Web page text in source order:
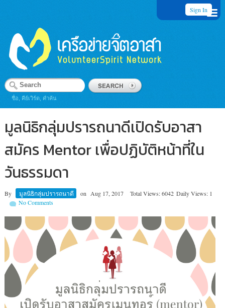
Sign In
ชื่อ, คีย์เวิร์ด, คำค้น
มูลนิธิกลุ่มปรารถนาดีเปิดรับอาสา
สมัคร Mentor เพื่อปฏิบัติหน้าที่ใน
วันธรรมดา
By มูลนิธิกลุ่มปรารถนาดี on Aug 17, 2017 Total Views: 6042 Daily Views: 1
No Comments